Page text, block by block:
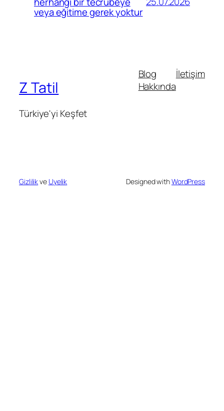
veya eğitime gerek yoktur
Z Tatil
Türkiye'yi Keşfet
Blog
Hakkında
İletişim
Gizlilikve Uyelik Designed withWordPress